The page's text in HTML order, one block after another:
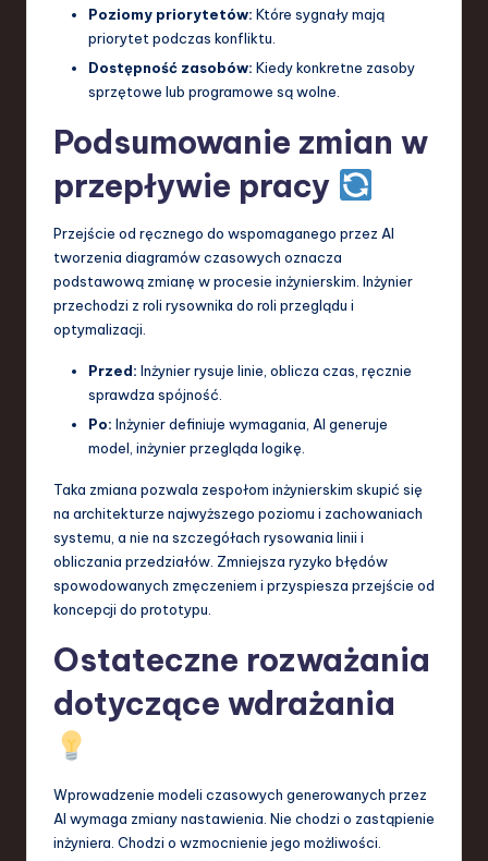
Poziomy priorytetów: Które sygnały mają
priorytet podczas konfliktu.
Dostępność zasobów: Kiedy konkretne zasoby
sprzętowe lub programowe są wolne.
Podsumowanie zmian w
przepływie pracy
Przejście od ręcznego do wspomaganego przez AI
tworzenia diagramów czasowych oznacza
podstawową zmianę w procesie inżynierskim. Inżynier
przechodzi z roli rysownika do roli przeglądu i
optymalizacji.
Przed: Inżynier rysuje linie, oblicza czas, ręcznie
sprawdza spójność.
Po: Inżynier definiuje wymagania, AI generuje
model, inżynier przegląda logikę.
Taka zmiana pozwala zespołom inżynierskim skupić się
na architekturze najwyższego poziomu i zachowaniach
systemu, a nie na szczegółach rysowania linii i
obliczania przedziałów. Zmniejsza ryzyko błędów
spowodowanych zmęczeniem i przyspiesza przejście od
koncepcji do prototypu.
Ostateczne rozważania
dotyczące wdrażania
Wprowadzenie modeli czasowych generowanych przez
AI wymaga zmiany nastawienia. Nie chodzi o zastąpienie
inżyniera. Chodzi o wzmocnienie jego możliwości.